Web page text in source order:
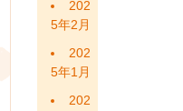
202
5年2月
202
5年1月
202